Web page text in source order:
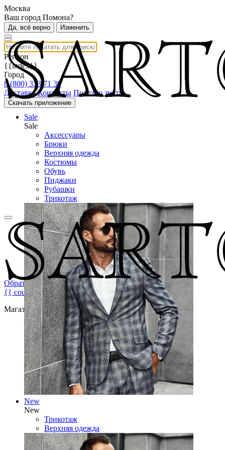
Москва
Ваш город Помона?
Да, всё верно Изменить
Регион
{{index}}
Город
8 (800) 333 71 30
Доставка Контакты Полезно знать
Скачать приложение
Обратная связь
{{ count }}
Магазин брендовой мужской одежды
Sale
Sale
Аксессуары
Брюки
Верхняя одежда
Костюмы
Обувь
Пиджаки
Рубашки
Трикотаж
New
New
Трикотаж
Верхняя одежда